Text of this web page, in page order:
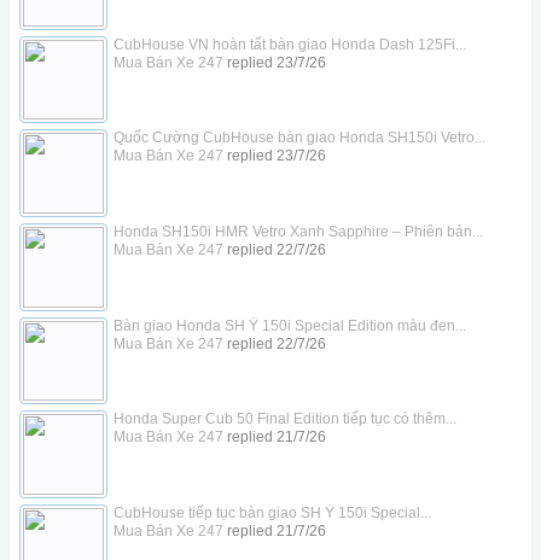
CubHouse VN hoàn tất bàn giao Honda Dash 125Fi...
Mua Bán Xe 247 replied 23/7/26
Quốc Cường CubHouse bàn giao Honda SH150i Vetro...
Mua Bán Xe 247 replied 23/7/26
Honda SH150i HMR Vetro Xanh Sapphire – Phiên bản...
Mua Bán Xe 247 replied 22/7/26
Bàn giao Honda SH Ý 150i Special Edition màu đen...
Mua Bán Xe 247 replied 22/7/26
Honda Super Cub 50 Final Edition tiếp tục có thêm...
Mua Bán Xe 247 replied 21/7/26
CubHouse tiếp tục bàn giao SH Ý 150i Special...
Mua Bán Xe 247 replied 21/7/26